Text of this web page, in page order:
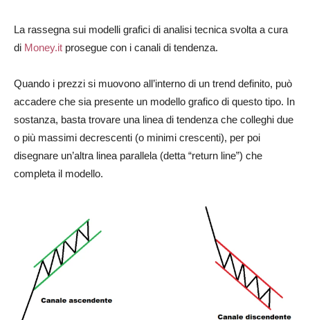
La rassegna sui modelli grafici di analisi tecnica svolta a cura
di Money.it prosegue con i canali di tendenza.
Quando i prezzi si muovono all’interno di un trend definito, può
accadere che sia presente un modello grafico di questo tipo. In
sostanza, basta trovare una linea di tendenza che colleghi due
o più massimi decrescenti (o minimi crescenti), per poi
disegnare un’altra linea parallela (detta “return line”) che
completa il modello.